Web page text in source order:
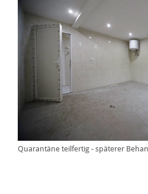
Quarantäne teilfertig - späterer